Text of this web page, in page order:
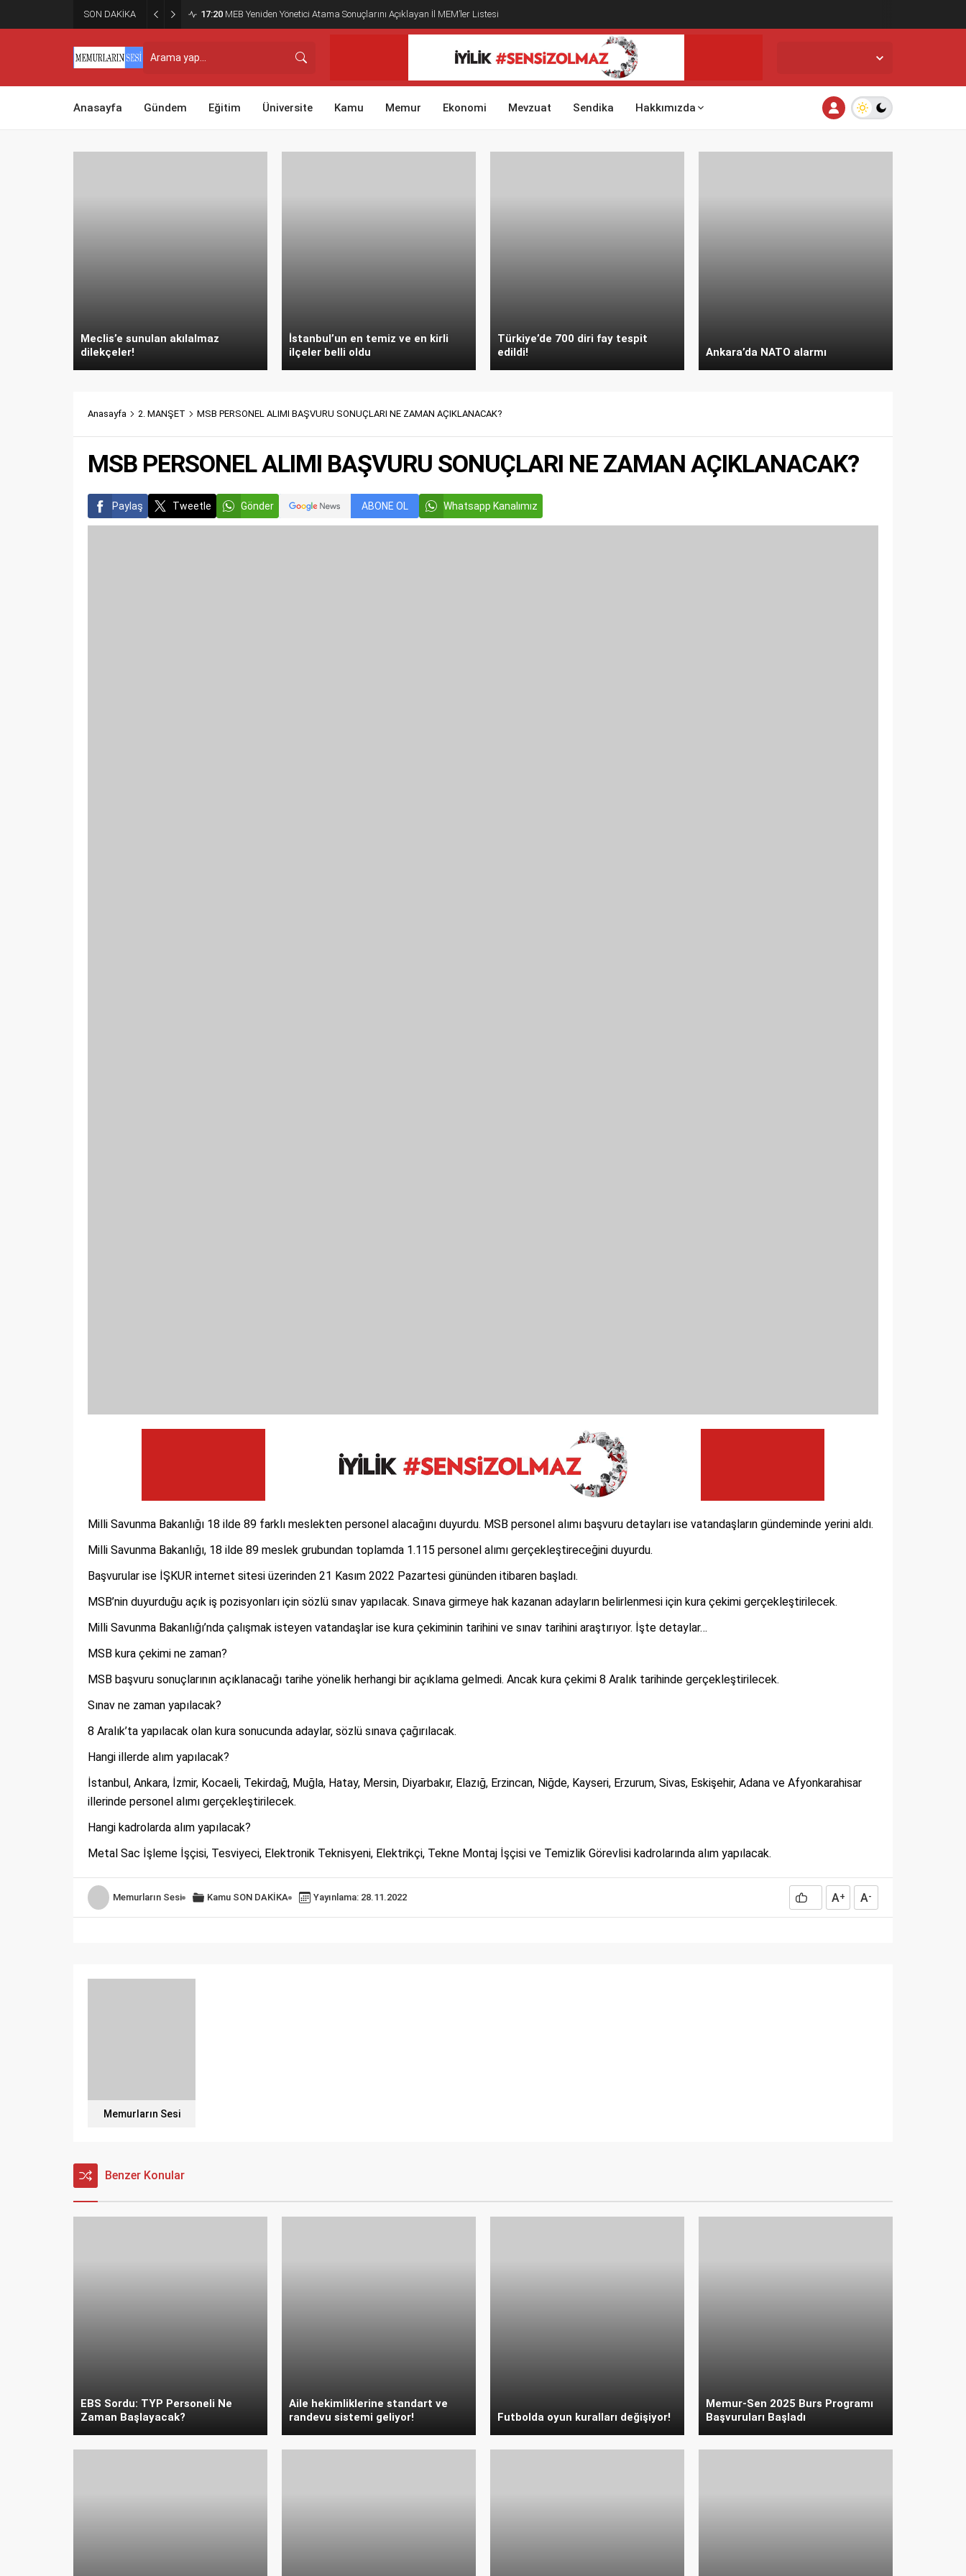
SON DAKİKA 17:20 MEB Yeniden Yönetici Atama Sonuçlarını Açıklayan İl MEM’ler Listesi
Anasayfa Gündem Eğitim Üniversite Kamu Memur Ekonomi Mevzuat Sendika Hakkımızda
Meclis’e sunulan akılalmaz
dilekçeler!
İstanbul’un en temiz ve en kirli
ilçeler belli oldu
Türkiye’de 700 diri fay tespit
edildi!
Ankara’da NATO alarmı
Anasayfa 2. MANŞET MSB PERSONEL ALIMI BAŞVURU SONUÇLARI NE ZAMAN AÇIKLANACAK?
MSB PERSONEL ALIMI BAŞVURU SONUÇLARI NE ZAMAN AÇIKLANACAK?
Paylaş Tweetle Gönder ABONE OL Whatsapp Kanalımız
Milli Savunma Bakanlığı 18 ilde 89 farklı meslekten personel alacağını duyurdu. MSB personel alımı başvuru detayları ise vatandaşların gündeminde yerini aldı.
Milli Savunma Bakanlığı, 18 ilde 89 meslek grubundan toplamda 1.115 personel alımı gerçekleştireceğini duyurdu.
Başvurular ise İŞKUR internet sitesi üzerinden 21 Kasım 2022 Pazartesi gününden itibaren başladı.
MSB’nin duyurduğu açık iş pozisyonları için sözlü sınav yapılacak. Sınava girmeye hak kazanan adayların belirlenmesi için kura çekimi gerçekleştirilecek.
Milli Savunma Bakanlığı’nda çalışmak isteyen vatandaşlar ise kura çekiminin tarihini ve sınav tarihini araştırıyor. İşte detaylar…
MSB kura çekimi ne zaman?
MSB başvuru sonuçlarının açıklanacağı tarihe yönelik herhangi bir açıklama gelmedi. Ancak kura çekimi 8 Aralık tarihinde gerçekleştirilecek.
Sınav ne zaman yapılacak?
8 Aralık’ta yapılacak olan kura sonucunda adaylar, sözlü sınava çağırılacak.
Hangi illerde alım yapılacak?
İstanbul, Ankara, İzmir, Kocaeli, Tekirdağ, Muğla, Hatay, Mersin, Diyarbakır, Elazığ, Erzincan, Niğde, Kayseri, Erzurum, Sivas, Eskişehir, Adana ve Afyonkarahisar
illerinde personel alımı gerçekleştirilecek.
Hangi kadrolarda alım yapılacak?
Metal Sac İşleme İşçisi, Tesviyeci, Elektronik Teknisyeni, Elektrikçi, Tekne Montaj İşçisi ve Temizlik Görevlisi kadrolarında alım yapılacak.
Memurların Sesi Kamu SON DAKİKA Yayınlama: 28.11.2022 A+ A-
Memurların Sesi
Benzer Konular
EBS Sordu: TYP Personeli Ne
Zaman Başlayacak?
Aile hekimliklerine standart ve
randevu sistemi geliyor!
Futbolda oyun kuralları değişiyor!
Memur-Sen 2025 Burs Programı
Başvuruları Başladı